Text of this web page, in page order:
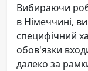
Вибираючи
в Німеччині,
специфічний
обов'язки
далеко за